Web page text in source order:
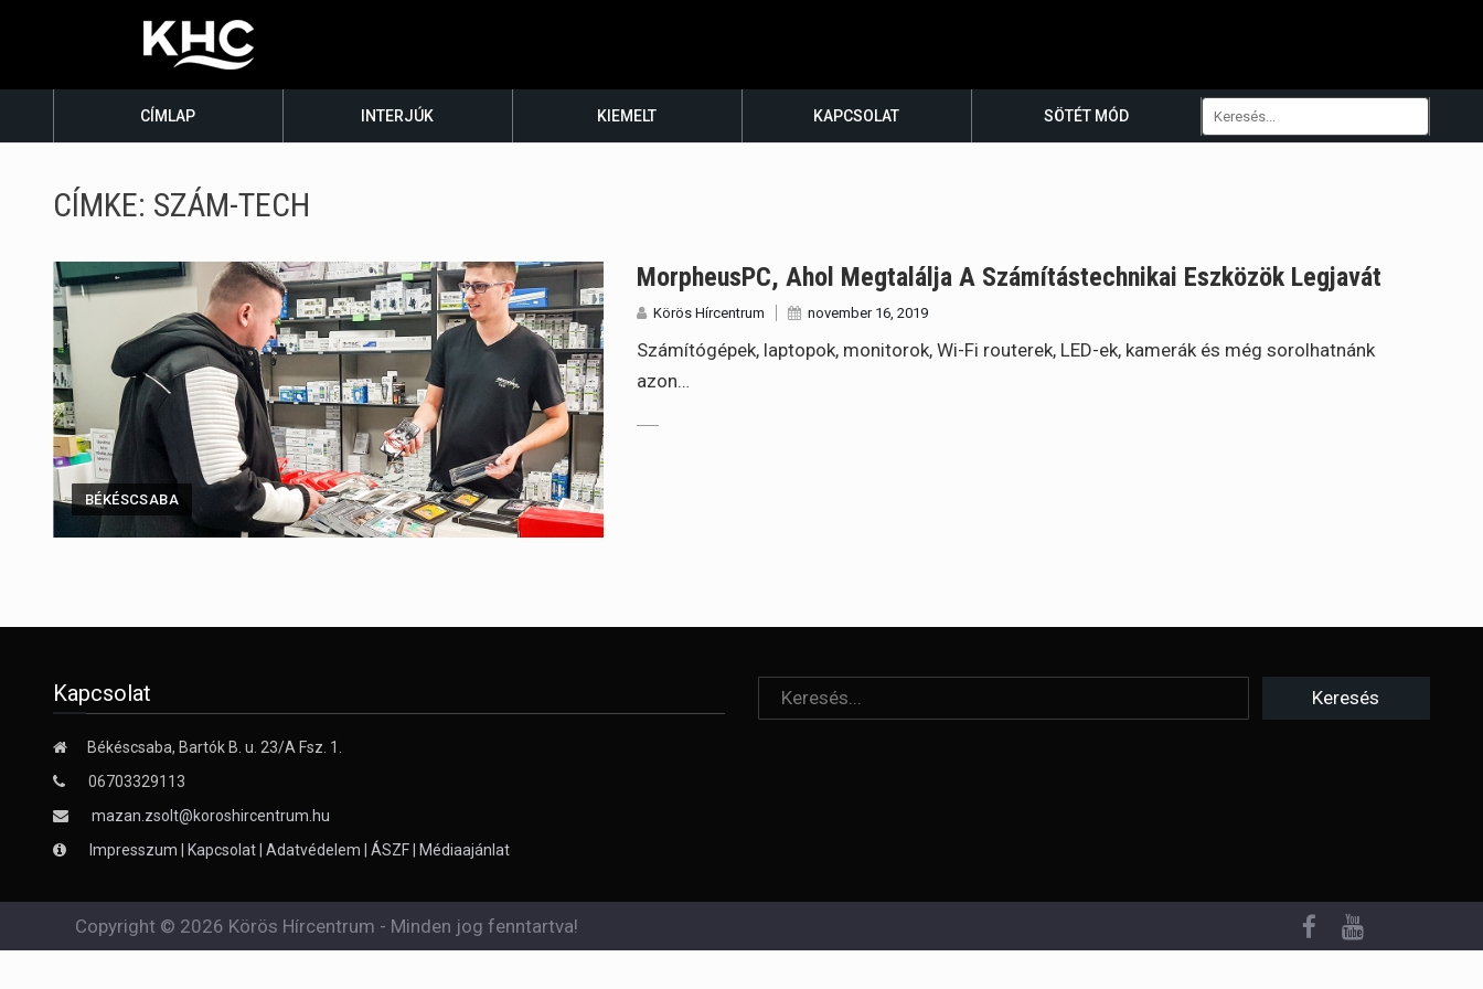
CÍMLAP INTERJÚK KIEMELT KAPCSOLAT SÖTÉT MÓD
CÍMKE: SZÁM-TECH
BÉKÉSCSABA
MorpheusPC, Ahol Megtalálja A Számítástechnikai Eszközök Legjavát
Körös Hírcentrum november 16, 2019
Számítógépek, laptopok, monitorok, Wi-Fi routerek, LED-ek, kamerák és még sorolhatnánk
azon…
Kapcsolat
Békéscsaba, Bartók B. u. 23/A Fsz. 1.
06703329113
mazan.zsolt@koroshircentrum.hu
Impresszum | Kapcsolat| Adatvédelem | ÁSZF| Médiaajánlat
Copyright © 2026 Körös Hírcentrum - Minden jog fenntartva!